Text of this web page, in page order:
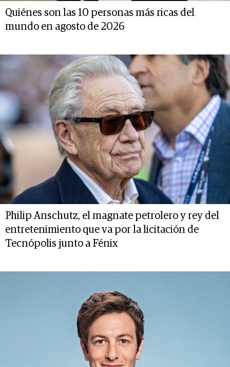
Quiénes son las 10 personas más ricas del
mundo en agosto de 2026
Philip Anschutz, el magnate petrolero y rey del
entretenimiento que va por la licitación de
Tecnópolis junto a Fénix